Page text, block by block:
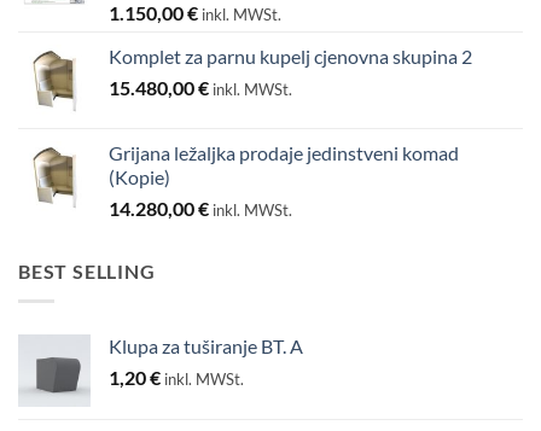
1.150,00€ inkl. MWSt.
Komplet za parnu kupelj cjenovna skupina 2
15.480,00€ inkl. MWSt.
Grijana ležaljka prodaje jedinstveni komad
(Kopie)
14.280,00€ inkl. MWSt.
BEST SELLING
Klupa za tuširanje BT. A
1,20€ inkl. MWSt.